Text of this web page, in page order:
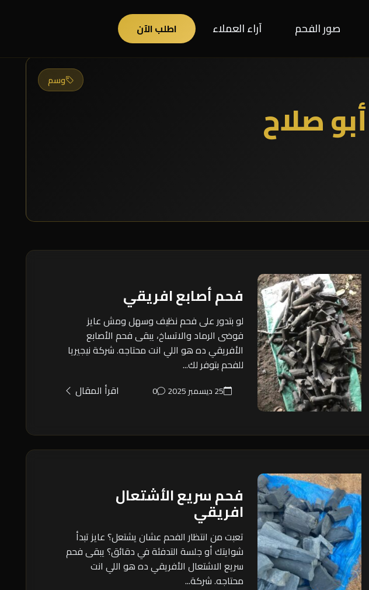
صور الفحم آراء العملاء اطلب الآن
وسم
صلاح
فحم أصابع افريقي
لو بتدور على فحم نظيف وسهل ومش عايز
فوضى الرماد والاتساخ، يبقى فحم الأصابع
الأفريقي ده هو اللي انت محتاجه. شركة نيجيريا
للفحم بتوفر لك...
25 ديسمبر 2025 0 اقرأ المقال
فحم سريع الأشتعال
افريقي
تعبت من انتظار الفحم عشان يشتعل؟ عايز تبدأ
شوايتك أو جلسة التدفئة في دقائق؟ يبقى فحم
سريع الاشتعال الأفريقي ده هو اللي انت
محتاجه. شركة...